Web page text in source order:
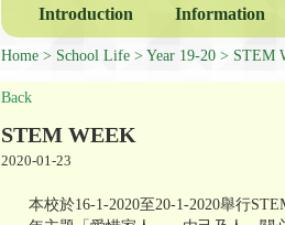
Introduction
Information
Home School Life Year 19-20 STEM
Back
STEM WEEK
2020-01-23
本校於16-1-2020至20-1-2020舉行